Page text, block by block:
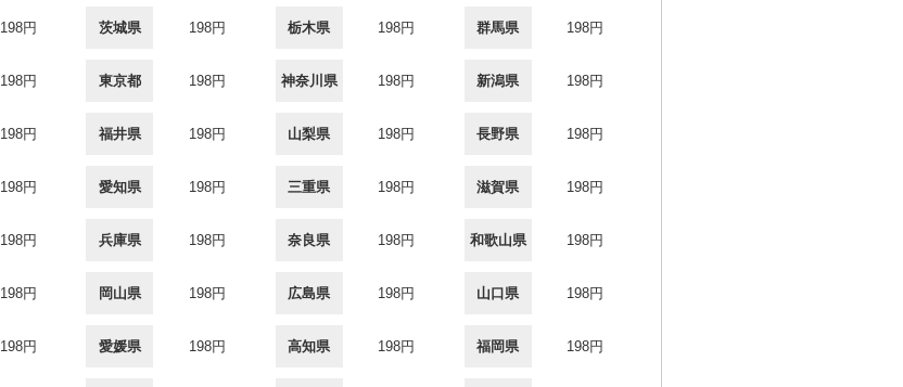
198円 茨城県 198円 栃木県 198円 群馬県 198円
198円 東京都 198円 神奈川県 198円 新潟県 198円
198円 福井県 198円 山梨県 198円 長野県 198円
198円 愛知県 198円 三重県 198円 滋賀県 198円
198円 兵庫県 198円 奈良県 198円 和歌山県 198円
198円 岡山県 198円 広島県 198円 山口県 198円
198円 愛媛県 198円 高知県 198円 福岡県 198円